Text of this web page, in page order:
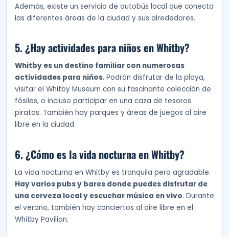
Además, existe un servicio de autobús local que conecta
las diferentes áreas de la ciudad y sus alrededores.
5. ¿Hay actividades para niños en Whitby?
Whitby es un destino familiar con numerosas
actividades para niños. Podrán disfrutar de la playa,
visitar el Whitby Museum con su fascinante colección de
fósiles, o incluso participar en una caza de tesoros
piratas. También hay parques y áreas de juegos al aire
libre en la ciudad.
6. ¿Cómo es la vida nocturna en Whitby?
La vida nocturna en Whitby es tranquila pero agradable.
Hay varios pubs y bares donde puedes disfrutar de
una cerveza local y escuchar música en vivo. Durante
el verano, también hay conciertos al aire libre en el
Whitby Pavilion.